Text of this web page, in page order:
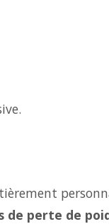
de perte de